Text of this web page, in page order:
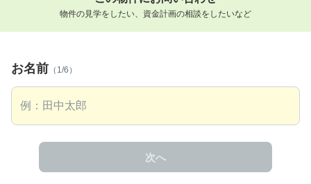
物件の見学をしたい、資金計画の相談をしたいなど
お名前 （1/6）
次へ